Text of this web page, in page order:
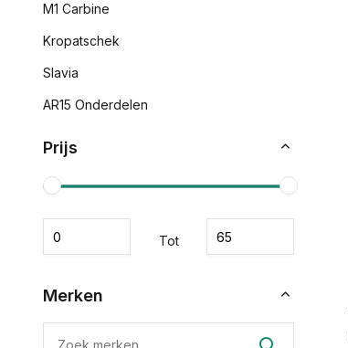
M1 Carbine
Kropatschek
Slavia
AR15 Onderdelen
Prijs
Tot
Merken